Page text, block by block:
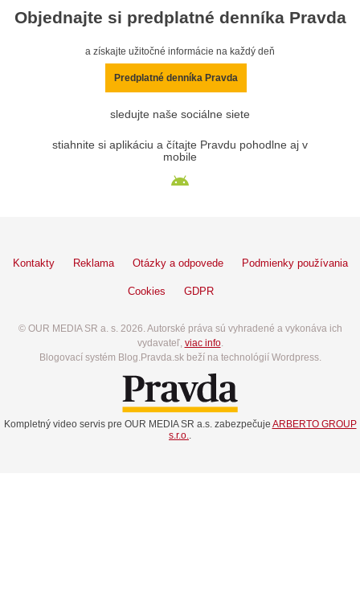
Objednajte si predplatné denníka Pravda
a získajte užitočné informácie na každý deň
Predplatné denníka Pravda
sledujte naše sociálne siete
stiahnite si aplikáciu a čítajte Pravdu pohodlne aj v
mobile
Kontakty Reklama Otázky a odpovede Podmienky používania
Cookies GDPR
© OUR MEDIA SR a. s. 2026. Autorské práva sú vyhradené a vykonáva ich
vydavateľ, viac info.
Blogovací systém Blog.Pravda.sk beží na technológií Wordpress.
Kompletný video servis pre OUR MEDIA SR a.s. zabezpečuje ARBERTO GROUP
s.r.o.